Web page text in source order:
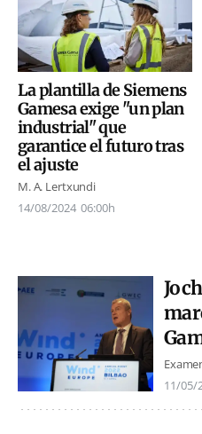
La plantilla de Siemens
Gamesa exige "un plan
industrial" que
garantice el futuro tras
el ajuste
M. A. Lertxundi
14/08/2024 06:00h
11/05/